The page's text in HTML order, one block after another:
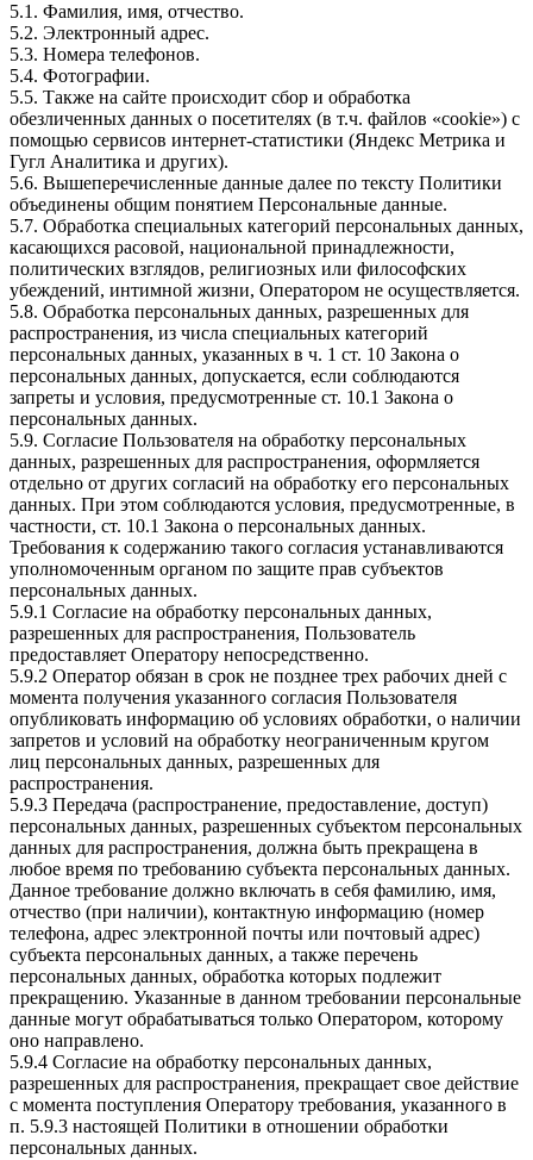
5.1. Фамилия, имя, отчество.
5.2. Электронный адрес.
5.3. Номера телефонов.
5.4. Фотографии.
5.5. Также на сайте происходит сбор и обработка
обезличенных данных о посетителях (в т.ч. файлов «cookie») с
помощью сервисов интернет-статистики (Яндекс Метрика и
Гугл Аналитика и других).
5.6. Вышеперечисленные данные далее по тексту Политики
объединены общим понятием Персональные данные.
5.7. Обработка специальных категорий персональных данных,
касающихся расовой, национальной принадлежности,
политических взглядов, религиозных или философских
убеждений, интимной жизни, Оператором не осуществляется.
5.8. Обработка персональных данных, разрешенных для
распространения, из числа специальных категорий
персональных данных, указанных в ч. 1 ст. 10 Закона о
персональных данных, допускается, если соблюдаются
запреты и условия, предусмотренные ст. 10.1 Закона о
персональных данных.
5.9. Согласие Пользователя на обработку персональных
данных, разрешенных для распространения, оформляется
отдельно от других согласий на обработку его персональных
данных. При этом соблюдаются условия, предусмотренные, в
частности, ст. 10.1 Закона о персональных данных.
Требования к содержанию такого согласия устанавливаются
уполномоченным органом по защите прав субъектов
персональных данных.
5.9.1 Согласие на обработку персональных данных,
разрешенных для распространения, Пользователь
предоставляет Оператору непосредственно.
5.9.2 Оператор обязан в срок не позднее трех рабочих дней с
момента получения указанного согласия Пользователя
опубликовать информацию об условиях обработки, о наличии
запретов и условий на обработку неограниченным кругом
лиц персональных данных, разрешенных для
распространения.
5.9.3 Передача (распространение, предоставление, доступ)
персональных данных, разрешенных субъектом персональных
данных для распространения, должна быть прекращена в
любое время по требованию субъекта персональных данных.
Данное требование должно включать в себя фамилию, имя,
отчество (при наличии), контактную информацию (номер
телефона, адрес электронной почты или почтовый адрес)
субъекта персональных данных, а также перечень
персональных данных, обработка которых подлежит
прекращению. Указанные в данном требовании персональные
данные могут обрабатываться только Оператором, которому
оно направлено.
5.9.4 Согласие на обработку персональных данных,
разрешенных для распространения, прекращает свое действие
с момента поступления Оператору требования, указанного в
п. 5.9.3 настоящей Политики в отношении обработки
персональных данных.